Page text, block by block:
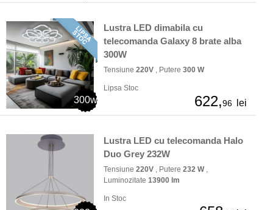
300w
Lustra LED dimabila cu
telecomanda Galaxy 8 brate alba
300W
Tensiune 220V , Putere 300 W
Lipsa Stoc
622,96 lei
Lustra LED cu telecomanda Halo
Duo Grey 232W
Tensiune 220V , Putere 232 W,
Luminozitate 13900 lm
In Stoc